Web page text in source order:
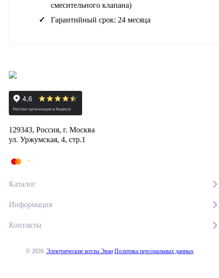
смесительного клапана)
Гарантийный срок: 24 месяца
129343, Россия, г. Москва
ул. Уржумская, 4, стр.1
Каталог
Информация
Контакты
© 2026 Электрические котлы Эван Политика персональных данных